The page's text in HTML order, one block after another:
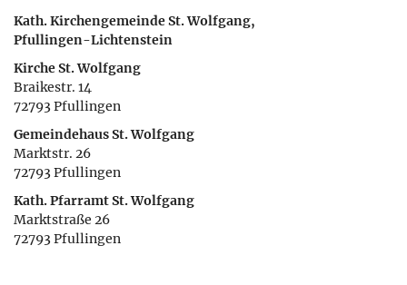
Kath. Kirchengemeinde St. Wolfgang,
Pfullingen-Lichtenstein
Kirche St. Wolfgang
Braikestr. 14
72793 Pfullingen
Gemeindehaus St. Wolfgang
Marktstr. 26
72793 Pfullingen
Kath. Pfarramt St. Wolfgang
Marktstraße 26
72793 Pfullingen